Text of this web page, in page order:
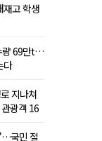
재고 학생
량 69만t…
다
지나쳐
광객 16
국민 절